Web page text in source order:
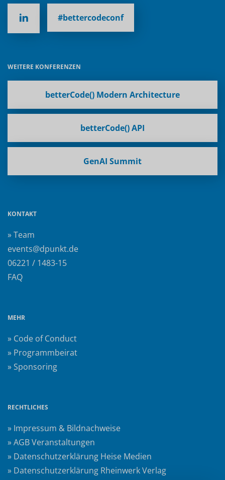
#bettercodeconf
WEITERE KONFERENZEN
betterCode() Modern Architecture
betterCode() API
GenAI Summit
KONTAKT
» Team
events@dpunkt.de
06221 / 1483-15
FAQ
MEHR
» Code of Conduct
» Programmbeirat
» Sponsoring
RECHTLICHES
» Impressum & Bildnachweise
» AGB Veranstaltungen
» Datenschutzerklärung Heise Medien
» Datenschutzerklärung Rheinwerk Verlag